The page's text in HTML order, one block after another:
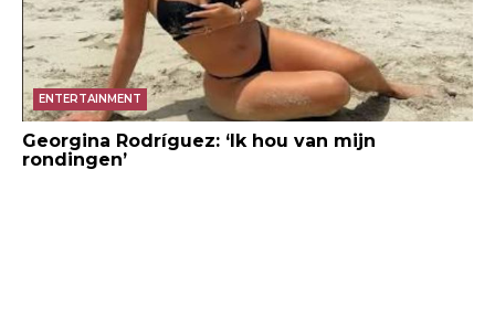
ENTERTAINMENT
Georgina Rodríguez: ‘Ik hou van mijn
rondingen’